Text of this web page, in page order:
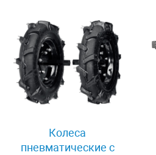
Колеса
пневматические с